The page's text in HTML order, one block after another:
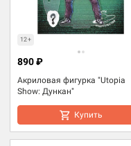
12+
Акриловая фигурка "Utopia
Show: Дункан"
890 ₽
Купить